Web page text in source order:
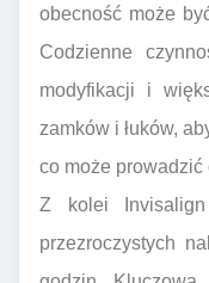
obecność może
Codzienne
modyfikacji i
zamków i łuków,
co może prowadzić
Z kolei Invisalign
przezroczystych